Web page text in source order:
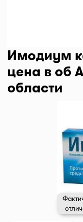
Имодиум
цена в об
области